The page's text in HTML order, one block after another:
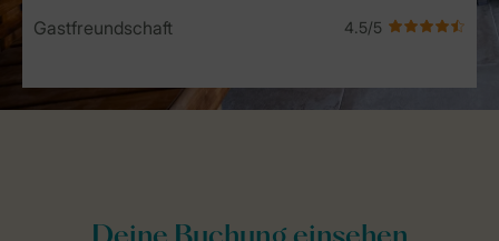
Gastfreundschaft